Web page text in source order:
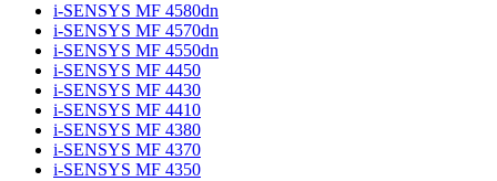
i-SENSYS MF 4580dn
i-SENSYS MF 4570dn
i-SENSYS MF 4550dn
i-SENSYS MF 4450
i-SENSYS MF 4430
i-SENSYS MF 4410
i-SENSYS MF 4380
i-SENSYS MF 4370
i-SENSYS MF 4350